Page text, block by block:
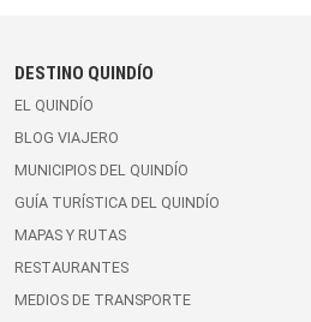
DESTINO QUINDÍO
EL QUINDÍO
BLOG VIAJERO
MUNICIPIOS DEL QUINDÍO
GUÍA TURÍSTICA DEL QUINDÍO
MAPAS Y RUTAS
RESTAURANTES
MEDIOS DE TRANSPORTE